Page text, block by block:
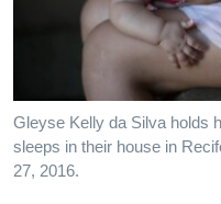
Gleyse Kelly da Silva holds
sleeps in their house in
27, 2016.